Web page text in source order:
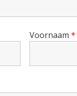
Voornaam *